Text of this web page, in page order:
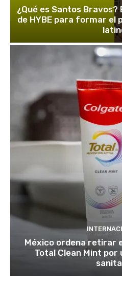
¿Qué es Santos
de HYBE para formar el
México ordena retirar
Total Clean Mint por